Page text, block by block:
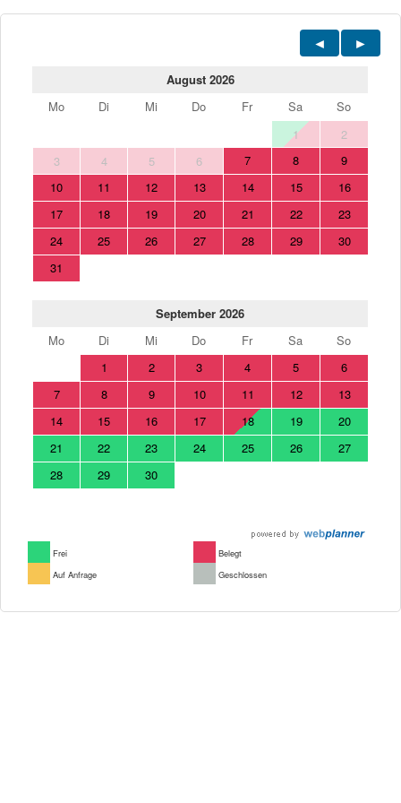
August 2026
Mo
Di Mi Do Fr Sa
So
1
2
3
4 5 6 7 8
9
10
11 12 13 14 15
16
17
18 19 20 21 22
23
24
25 26 27 28 29
30
31
September 2026
Mo
Di Mi Do Fr Sa
So
1
2 3 4 5
6
7
8 9 10 11 12
13
14
15 16 17 18 19
20
21
22 23 24 25 26
27
28
29 30
Frei
Belegt
Auf Anfrage
Geschlossen